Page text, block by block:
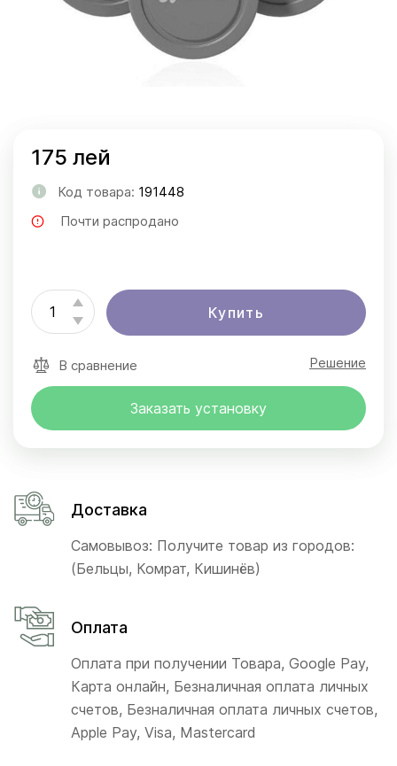
175 лей
Код товара: 191448
Почти распродано
Купить
В сравнение Решение
Заказать установку
Доставка
Самовывоз: Получите товар из городов:
(Бельцы, Комрат, Кишинёв)
Оплата
Оплата при получении Товара, Google Pay,
Карта онлайн, Безналичная оплата личных
счетов, Безналичная оплата личных счетов,
Apple Pay, Visa, Mastercard